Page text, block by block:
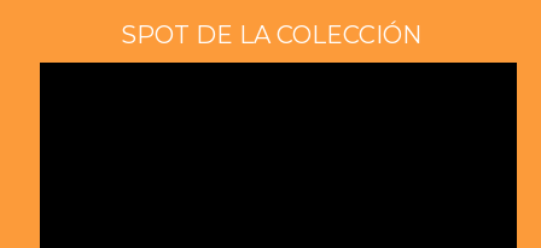
SPOT DE LA COLECCIÓN